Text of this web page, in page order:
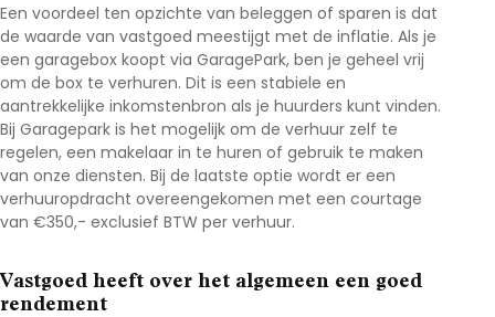
Een voordeel ten opzichte van beleggen of sparen is dat
de waarde van vastgoed meestijgt met de inflatie. Als je
een garagebox koopt via GaragePark, ben je geheel vrij
om de box te verhuren. Dit is een stabiele en
aantrekkelijke inkomstenbron als je huurders kunt vinden.
Bij Garagepark is het mogelijk om de verhuur zelf te
regelen, een makelaar in te huren of gebruik te maken
van onze diensten. Bij de laatste optie wordt er een
verhuuropdracht overeengekomen met een courtage
van €350,- exclusief BTW per verhuur.
Vastgoed heeft over het algemeen een goed
rendement